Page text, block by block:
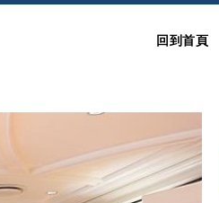
回到首頁